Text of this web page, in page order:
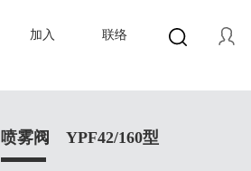
加入 联络
喷雾阀 YPF42/160型